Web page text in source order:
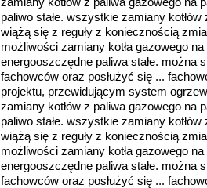
paliwo stałe. wszystkie zamiany
wiążą się z reguły z koniecznością
możliwości zamiany kotła gazowego
energooszczędne paliwa stałe. można
fachowców oraz posłużyć się ...
projektu, przewidującym system
zamiany kotłów z paliwa gazowego na
paliwo stałe. wszystkie zamiany
wiążą się z reguły z koniecznością
możliwości zamiany kotła gazowego
energooszczędne paliwa stałe. można
fachowców oraz posłużyć się ...